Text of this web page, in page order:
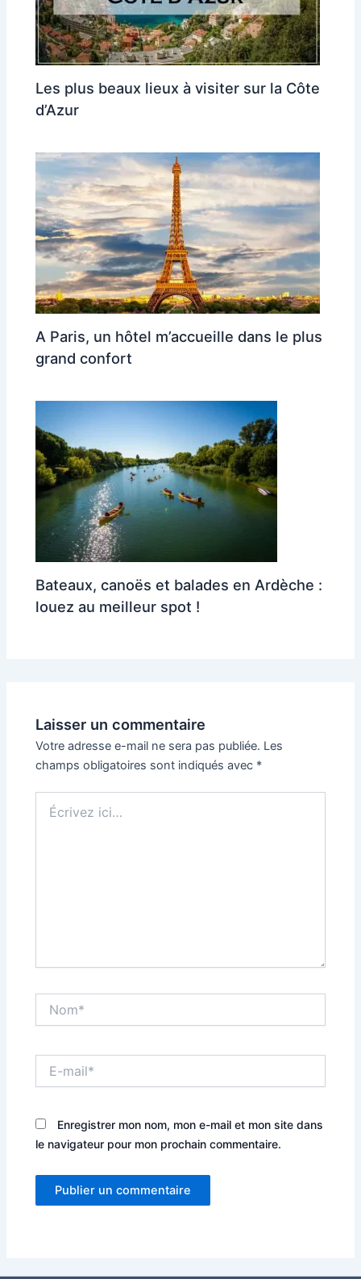
Les plus beaux lieux à visiter sur la Côte
d’Azur
A Paris, un hôtel m’accueille dans le plus
grand confort
Bateaux, canoës et balades en Ardèche :
louez au meilleur spot !
Laisser un commentaire
Votre adresse e-mail ne sera pas publiée. Les
champs obligatoires sont indiqués avec *
ici…
mail*
Enregistrer mon nom, mon e-mail et mon site dans
le navigateur pour mon prochain commentaire.